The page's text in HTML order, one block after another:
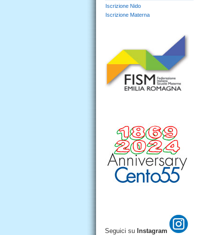
Iscrizione Nido
Iscrizione Materna
Seguici su Instagram